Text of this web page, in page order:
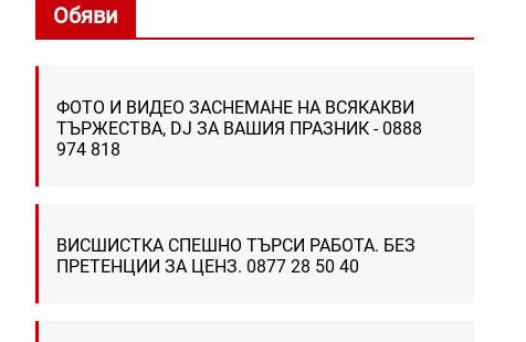
Обяви
ФОТО И ВИДЕО ЗАСНЕМАНЕ НА ВСЯКАКВИ
ТЪРЖЕСТВА, DJ ЗА ВАШИЯ ПРАЗНИК - 0888
974 818
ВИСШИСТКА СПЕШНО ТЪРСИ РАБОТА. БЕЗ
ПРЕТЕНЦИИ ЗА ЦЕНЗ. 0877 28 50 40